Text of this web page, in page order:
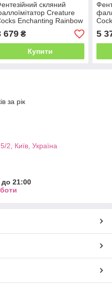
скляний
Creature
Enchanting Rainbow
Dildo, 16 см
679₴
Купити
5
за рік
2, Київ, Україна
до 21:00